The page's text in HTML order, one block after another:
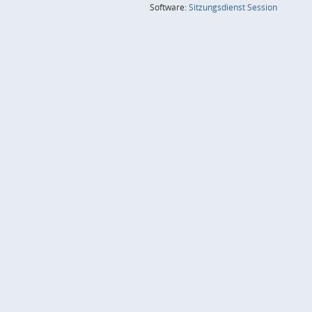
Software:SitzungsdienstSession(Wird in